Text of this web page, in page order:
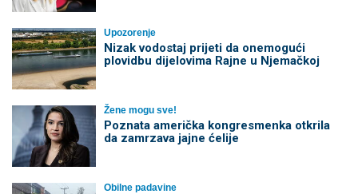
Upozorenje
Nizak vodostaj prijeti da onemogući
plovidbu dijelovima Rajne u Njemačkoj
Žene mogu sve!
Poznata američka kongresmenka otkrila
da zamrzava jajne ćelije
Obilne padavine